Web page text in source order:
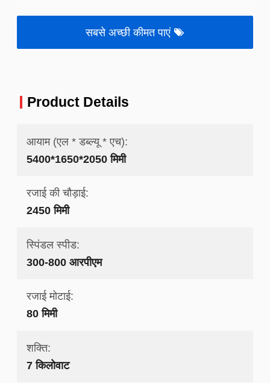
सबसे अच्छी कीमत पाएं
Product Details
आयाम (एल * डब्ल्यू * एच):
5400*1650*2050 मिमी
रजाई की चौड़ाई:
2450 मिमी
स्पिंडल स्पीड:
300-800 आरपीएम
रजाई मोटाई:
80 मिमी
शक्ति:
7 किलोवाट